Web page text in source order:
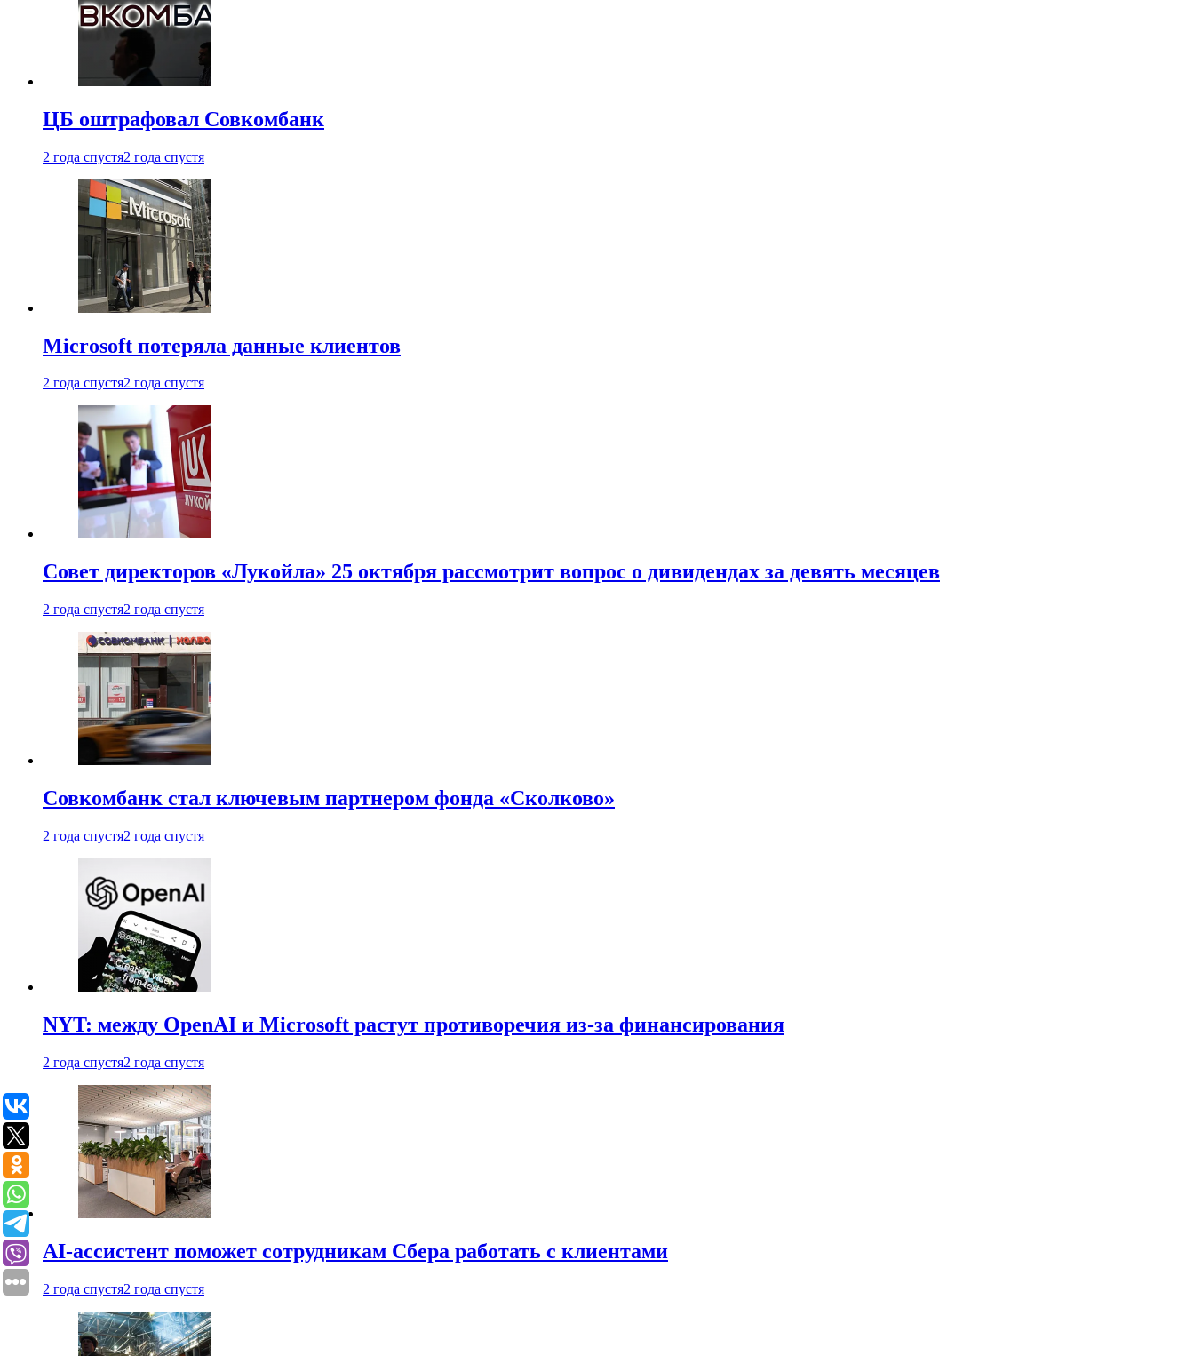
ЦБ оштрафовал Совкомбанк
2 года спустя2 года спустя
Microsoft потеряла данные клиентов
2 года спустя2 года спустя
Совет директоров «Лукойла» 25 октября рассмотрит вопрос о дивидендах за девять месяцев
2 года спустя2 года спустя
Совкомбанк стал ключевым партнером фонда «Сколково»
2 года спустя2 года спустя
NYT: между OpenAI и Microsoft растут противоречия из-за финансирования
2 года спустя2 года спустя
AI-ассистент поможет сотрудникам Сбера работать с клиентами
2 года спустя2 года спустя